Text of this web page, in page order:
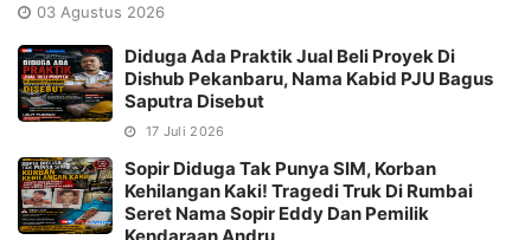
03 Agustus 2026
Diduga Ada Praktik Jual Beli Proyek Di
Dishub Pekanbaru, Nama Kabid PJU Bagus
Saputra Disebut
17 Juli 2026
Sopir Diduga Tak Punya SIM, Korban
Kehilangan Kaki! Tragedi Truk Di Rumbai
Seret Nama Sopir Eddy Dan Pemilik